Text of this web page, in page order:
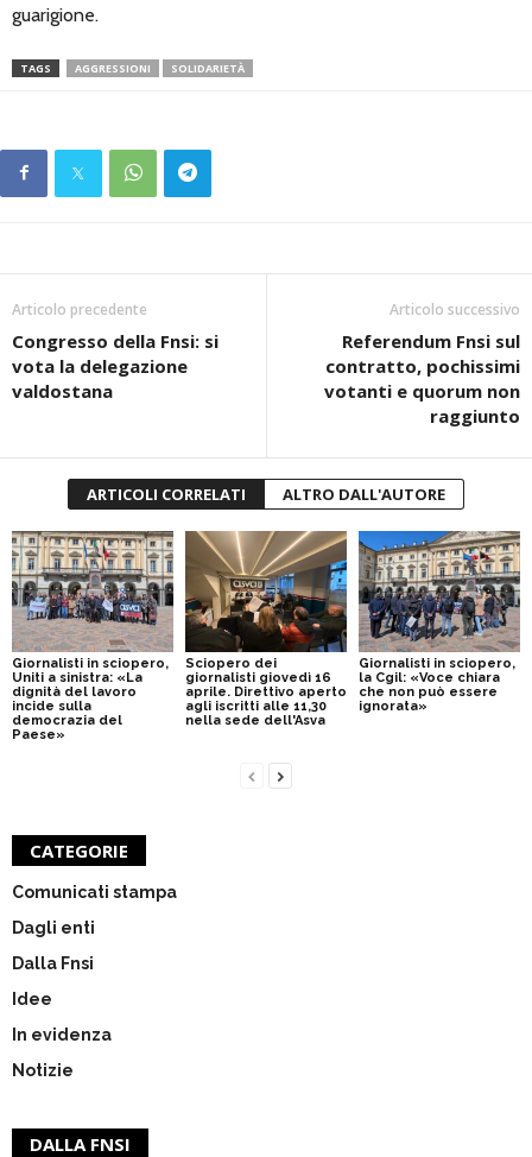
guarigione.
TAGS AGGRESSIONI SOLIDARIETÀ
Articolo precedente
Congresso della Fnsi: si
vota la delegazione
valdostana
Articolo successivo
Referendum Fnsi sul
contratto, pochissimi
votanti e quorum non
raggiunto
ARTICOLI CORRELATI ALTRO DALL'AUTORE
Giornalisti in sciopero,
Uniti a sinistra: «La
dignità del lavoro
incide sulla
democrazia del
Paese»
Sciopero dei
giornalisti giovedì 16
aprile. Direttivo aperto
agli iscritti alle 11,30
nella sede dell'Asva
Giornalisti in sciopero,
la Cgil: «Voce chiara
che non può essere
ignorata»
CATEGORIE
Comunicati stampa
Dagli enti
Dalla Fnsi
Idee
In evidenza
Notizie
DALLA FNSI